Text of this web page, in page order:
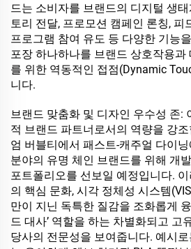
드는 소비자를 브랜드의 디지털 생
토리 전달, 프로모션 캠페인 론칭, 피
프로그램 참여 유도 등 다양한 기능
포장 하나하나를 브랜드 상호작용과
를 위한 역동적인 접점(Dynamic
니다.
브랜드 맞춤화 및 디자인 우수성 존:
적 브랜드 파트너로서의 역량을 강
엄 버블티에서 패스트-캐주얼 다이
분야의 유명 체인 브랜드를 위해 개
포트폴리오를 선보일 예정입니다.
의 핵심 문화, 시각 정체성 시스템
만이 지닌 독특한 질감을 조화롭게
드 대사’ 역할을 하는 차별화되고 고
당사의 전문성을 보여줍니다. 예시